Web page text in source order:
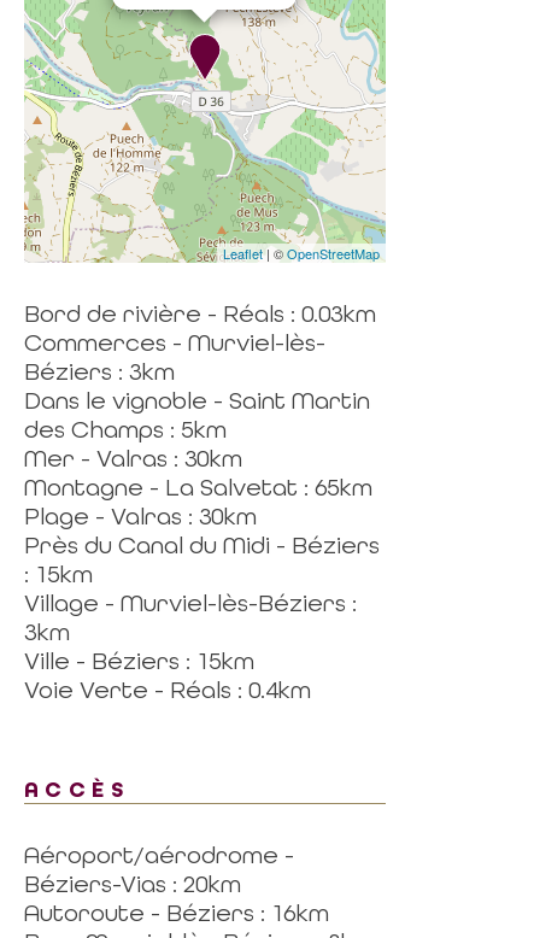
Leaflet| ©OpenStreetMap
Bord de rivière - Réals : 0.03km
Commerces - Murviel-lès-
Béziers : 3km
Dans le vignoble - Saint Martin
des Champs : 5km
Mer - Valras : 30km
Montagne - La Salvetat : 65km
Plage - Valras : 30km
Près du Canal du Midi - Béziers
: 15km
Village - Murviel-lès-Béziers :
3km
Ville - Béziers : 15km
Voie Verte - Réals : 0.4km
ACCÈS
Aéroport/aérodrome -
Béziers-Vias : 20km
Autoroute - Béziers : 16km